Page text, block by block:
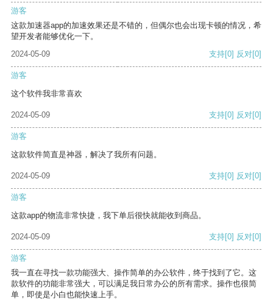
游客
这款加速器app的加速效果还是不错的，但偶尔也会出现卡顿的情况，希
望开发者能够优化一下。
2024-05-09
支持[0] 反对[0]
游客
这个软件我非常喜欢
2024-05-09 支持[0] 反对[0]
游客
这款软件简直是神器，解决了我所有问题。
2024-05-09 支持[0] 反对[0]
游客
这款app的物流非常快捷，我下单后很快就能收到商品。
2024-05-09 支持[0] 反对[0]
游客
我一直在寻找一款功能强大、操作简单的办公软件，终于找到了它。这
款软件的功能非常强大，可以满足我日常办公的所有需求。操作也很简
单，即使是小白也能快速上手。